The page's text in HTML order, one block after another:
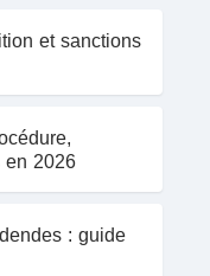
et sanctions
en 2026
: guide